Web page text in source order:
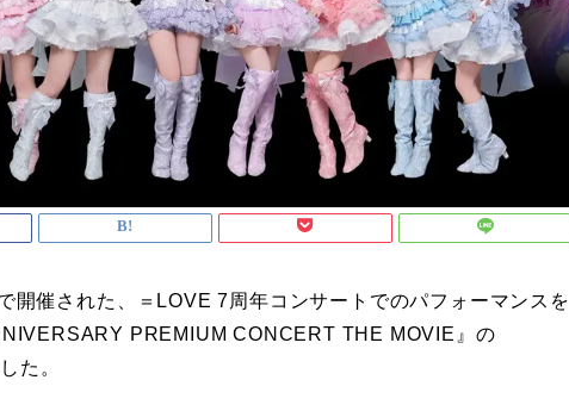
開催された、＝LOVE 7周年コンサートでのパフォーマンスを
PREMIUM CONCERT THE MOVIE』の
た。